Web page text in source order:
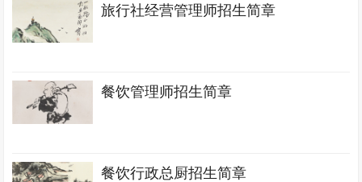
旅行社经营管理师招生简章
餐饮管理师招生简章
餐饮行政总厨招生简章